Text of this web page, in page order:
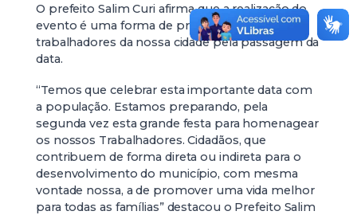
O prefeito Salim Curi afirma que a realização do
evento é uma forma de prestigiar os
trabalhadores da nossa cidade pela passagem da
data.
“Temos que celebrar esta importante data com
a população. Estamos preparando, pela
segunda vez esta grande festa para homenagear
os nossos Trabalhadores. Cidadãos, que
contribuem de forma direta ou indireta para o
desenvolvimento do município, com mesma
vontade nossa, a de promover uma vida melhor
para todas as famílias” destacou o Prefeito Salim